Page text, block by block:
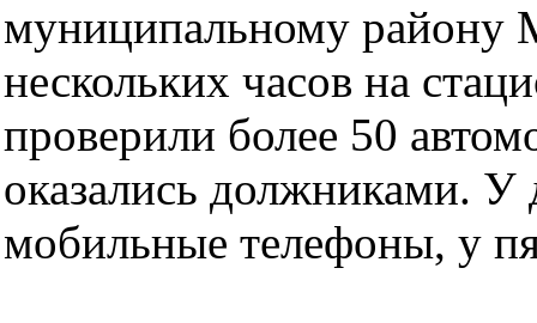
муниципальному району
нескольких часов на
проверили более 50
оказались должниками. У
мобильные телефоны, у